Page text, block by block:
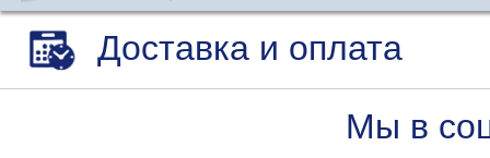
Доставка и оплата
Мы в